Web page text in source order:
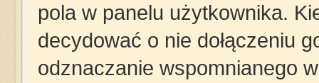
pola w panelu użytkownika.
decydować o nie dołączeniu
odznaczanie wspomnianego